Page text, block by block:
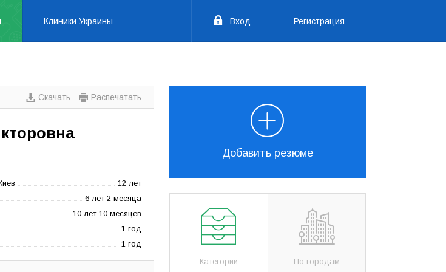
Клиники Украины Вход Регистрация
Скачать Распечатать
12 лет
6 лет 2 месяца
10 лет 10 месяцев
1 год
1 год
Добавить резюме
Категории По городам